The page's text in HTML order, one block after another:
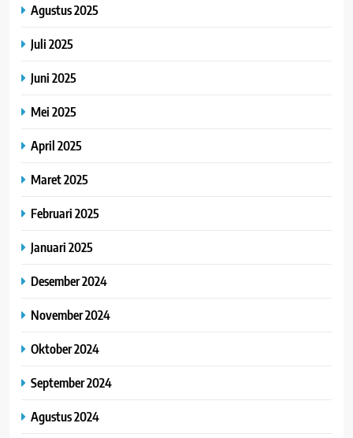
Agustus 2025
Juli 2025
Juni 2025
Mei 2025
April 2025
Maret 2025
Februari 2025
Januari 2025
Desember 2024
November 2024
Oktober 2024
September 2024
Agustus 2024